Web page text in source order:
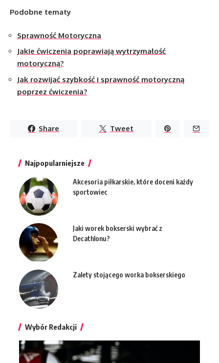
Podobne tematy
Sprawność Motoryczna
Jakie ćwiczenia poprawiają wytrzymałość
motoryczną?
Jak rozwijać szybkość i sprawność motoryczną
poprzez ćwiczenia?
Share Tweet
Najpopularniejsze
Akcesoria piłkarskie, które doceni każdy
sportowiec
Jaki worek bokserski wybrać z
Decathlonu?
Zalety stojącego worka bokserskiego
Wybór Redakcji